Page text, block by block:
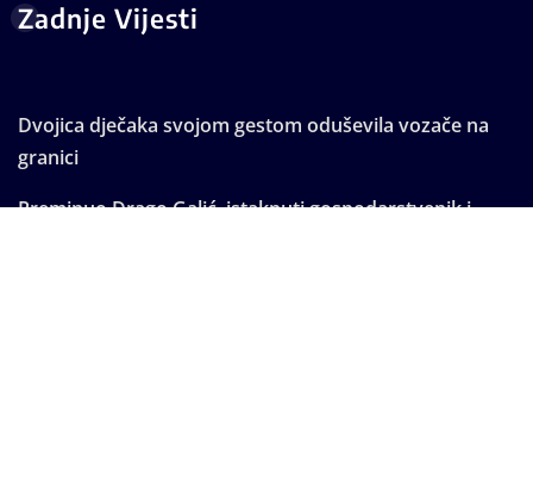
Zadnje Vijesti
Dvojica dječaka svojom gestom oduševila vozače na
granici
Preminuo Drago Galić, istaknuti gospodarstvenik i